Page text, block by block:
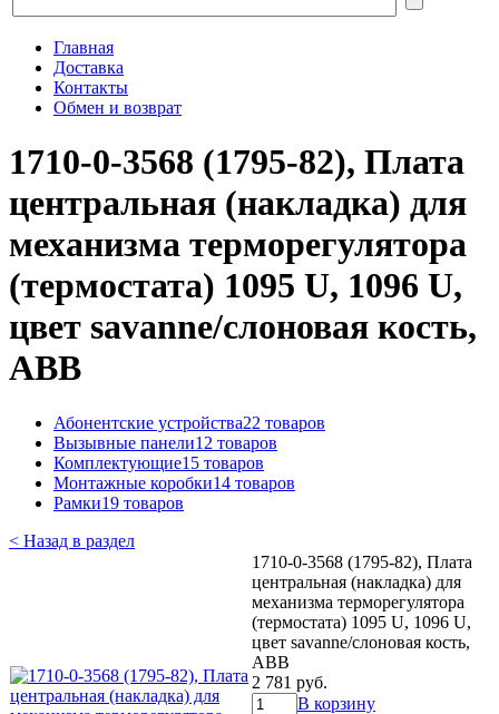
Главная
Доставка
Контакты
Обмен и возврат
1710-0-3568 (1795-82), Плата
центральная (накладка) для
механизма терморегулятора
(термостата) 1095 U, 1096 U,
цвет savanne/слоновая кость,
ABB
Абонентские устройства22 товаров
Вызывные панели12 товаров
Комплектующие15 товаров
Монтажные коробки14 товаров
Рамки19 товаров
< Назад в раздел
1710-0-3568 (1795-82), Плата
центральная (накладка) для
механизма терморегулятора
(термостата) 1095 U, 1096 U,
цвет savanne/слоновая кость,
ABB
2 781 руб.
В корзину